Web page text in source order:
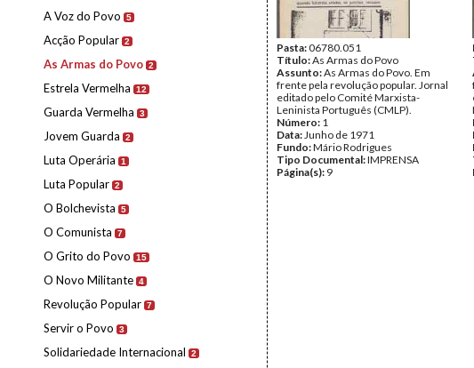
A Voz do Povo 5
Acção Popular 2
As Armas do Povo 2
Estrela Vermelha 12
Guarda Vermelha 3
Jovem Guarda 2
Luta Operária 1
Luta Popular 2
O Bolchevista 5
O Comunista 7
O Grito do Povo 15
O Novo Militante 4
Revolução Popular 7
Servir o Povo 3
Solidariedade Internacional 2
Pasta:06780.051
Título:As Armas do Povo
Assunto:As Armas do Povo. Em
frente pela revolução popular. Jornal
editado pelo Comité Marxista-
Leninista Português (CMLP).
Número: 1
Data:Junho de 1971
Fundo:Mário Rodrigues
Tipo Documental:IMPRENSA
Página(s): 9